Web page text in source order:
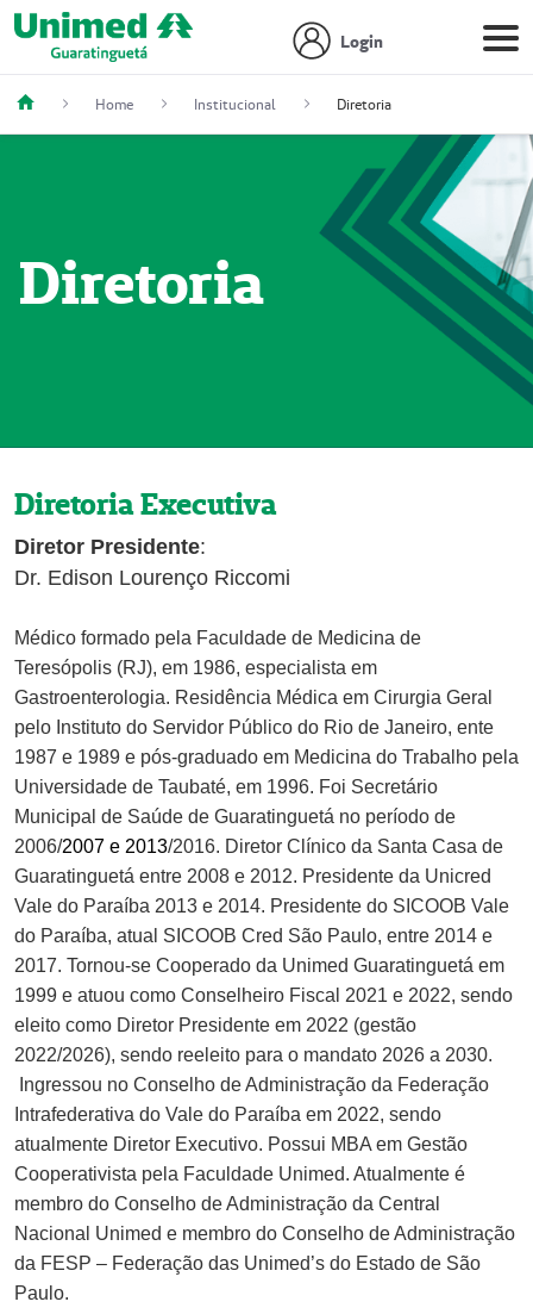
Login
Home Institucional Diretoria
Diretoria
Diretoria Executiva
Diretor Presidente:
Dr. Edison Lourenço Riccomi
Médico formado pela Faculdade de Medicina de
Teresópolis (RJ), em 1986, especialista em
Gastroenterologia. Residência Médica em Cirurgia Geral
pelo Instituto do Servidor Público do Rio de Janeiro, ente
1987 e 1989 e pós-graduado em Medicina do Trabalho pela
Universidade de Taubaté, em 1996. Foi Secretário
Municipal de Saúde de Guaratinguetá no período de
2006/2007 e 2013/2016. Diretor Clínico da Santa Casa de
Guaratinguetá entre 2008 e 2012. Presidente da Unicred
Vale do Paraíba 2013 e 2014. Presidente do SICOOB Vale
do Paraíba, atual SICOOB Cred São Paulo, entre 2014 e
2017. Tornou-se Cooperado da Unimed Guaratinguetá em
1999 e atuou como Conselheiro Fiscal 2021 e 2022, sendo
eleito como Diretor Presidente em 2022 (gestão
2022/2026), sendo reeleito para o mandato 2026 a 2030.
Ingressou no Conselho de Administração da Federação
Intrafederativa do Vale do Paraíba em 2022, sendo
atualmente Diretor Executivo. Possui MBA em Gestão
Cooperativista pela Faculdade Unimed. Atualmente é
membro do Conselho de Administração da Central
Nacional Unimed e membro do Conselho de Administração
da FESP – Federação das Unimed’s do Estado de São
Paulo.